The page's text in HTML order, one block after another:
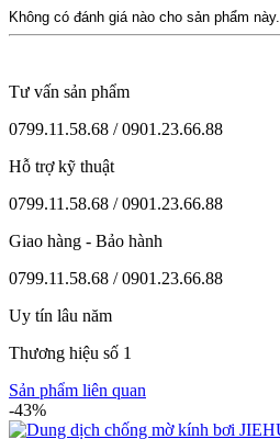
Không có đánh giá nào cho sản phẩm này.
Tư vấn sản phẩm
0799.11.58.68 / 0901.23.66.88
Hỗ trợ kỹ thuật
0799.11.58.68 / 0901.23.66.88
Giao hàng - Bảo hành
0799.11.58.68 / 0901.23.66.88
Uy tín lâu năm
Thương hiệu số 1
Sản phẩm liên quan
-43%